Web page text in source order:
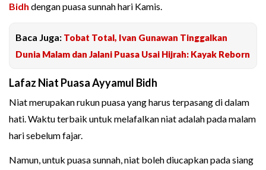
Bidh dengan puasa sunnah hari Kamis.
Baca Juga: Tobat Total, Ivan Gunawan Tinggalkan
Dunia Malam dan Jalani Puasa Usai Hijrah: Kayak Reborn
Lafaz Niat Puasa Ayyamul Bidh
Niat merupakan rukun puasa yang harus terpasang di dalam
hati. Waktu terbaik untuk melafalkan niat adalah pada malam
hari sebelum fajar.
Namun, untuk puasa sunnah, niat boleh diucapkan pada siang